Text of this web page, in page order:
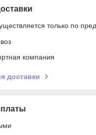
только по
компания
доставки